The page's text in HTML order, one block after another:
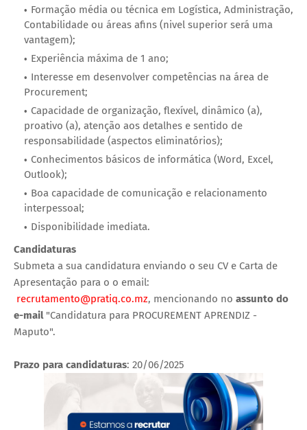
Formação média ou técnica em Logística, Administração,
Contabilidade ou áreas afins (nivel superior será uma
vantagem);
Experiência máxima de 1 ano;
Interesse em desenvolver competências na área de
Procurement;
Capacidade de organização, flexível, dinâmico (a),
proativo (a), atenção aos detalhes e sentido de
responsabilidade (aspectos eliminatórios);
Conhecimentos básicos de informática (Word, Excel,
Outlook);
Boa capacidade de comunicação e relacionamento
interpessoal;
Disponibilidade imediata.
Candidaturas
Submeta a sua candidatura enviando o seu CV e Carta de
Apresentação para o o email:
recrutamento@pratiq.co.mz, mencionando no assunto do
e-mail"Candidatura para PROCUREMENT APRENDIZ -
Maputo".
Prazo para candidaturas: 20/06/2025